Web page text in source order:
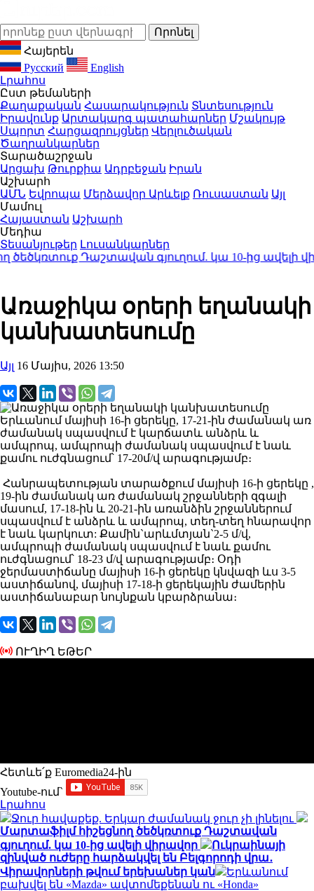
Հայերեն
Русский
English
Լրահոս
Ըստ թեմաների
Քաղաքական Հասարակություն Տնտեսություն
Իրավունք Արտակարգ պատահարներ Մշակույթ
Սպորտ Հարցազրույցներ Վերլուծական
Ծաղրանկարներ
Տարածաշրջան
Արցախ Թուրքիա Ադրբեջան Իրան
Աշխարհ
ԱՄՆ Եվրոպա Մերձավոր Արևելք Ռուսաստան Այլ
Մամուլ
Հայաստան Աշխարհ
Մեդիա
Տեսանյութեր Լուսանկարներ
Դաշտավան գյուղում. կա 10-ից ավելի
Առաջիկա օրերի եղանակի
կանխատեսումը
Այլ 16 Մայիս, 2026 13:50
Երևանում մայիսի 16-ի ցերեկը, 17-21-ին ժամանակ առ
ժամանակ սպասվում է կարճատև անձրև և
ամպրոպ, ամպրոպի ժամանակ սպասվում է նաև
քամու ուժգնացում՝ 17-20մ/վ արագությամբ։
Հանրապետության տարածքում մայիսի 16-ի ցերեկը ,
19-ին ժամանակ առ ժամանակ շրջանների զգալի
մասում, 17-18-ին և 20-21-ին առանձին շրջաններում
սպասվում է անձրև և ամպրոպ, տեղ-տեղ հնարավոր
է նաև կարկուտ: Քամին`արևմտյան`2-5 մ/վ,
ամպրոպի ժամանակ սպասվում է նաև քամու
ուժգնացում՝ 18-23 մ/վ արագությամբ։ Օդի
ջերմաստիճանը մայիսի 16-ի ցերեկը կնվազի ևս 3-5
աստիճանով, մայիսի 17-18-ի ցերեկային ժամերին
աստիճանաբար նույնքան կբարձրանա։
ՈՒՂԻՂ ԵԹԵՐ
Հետևե՛ք Euromedia24-ին
Youtube-ում`
Լրահոս
Ջուր հավաքեք. Երկար ժամանակ ջուր չի լինելու
Մարտաֆիլմ հիշեցնող ծեծկռտուք Դաշտավան
գյուղում. կա 10-ից ավելի վիրավոր
Ուկրաինայի
զինված ուժերը հարձակվել են Բելգորոդի վրա․
Վիրավորների թվում երեխաներ կան
Երևանում
բախվել են «Mazda» ավտոմեքենան ու «Honda»